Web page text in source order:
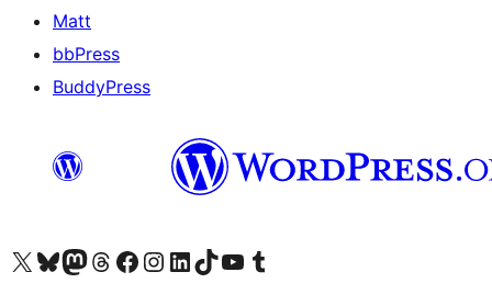
Matt
bbPress
BuddyPress
Navštivte náš účet na X (dříve Twitter)
Navštivte náš Bluesky účetNavštivte náš účet Mastodon
Navštivte náš Threads účetNavštivte naši stránku na Facebooku
Navštivte náš Instagram účetNavštivte náš LinkedIn účetNavštivte náš TikTok účetNavštivte náš YouTube kanálNavštivte náš Tumblr účet